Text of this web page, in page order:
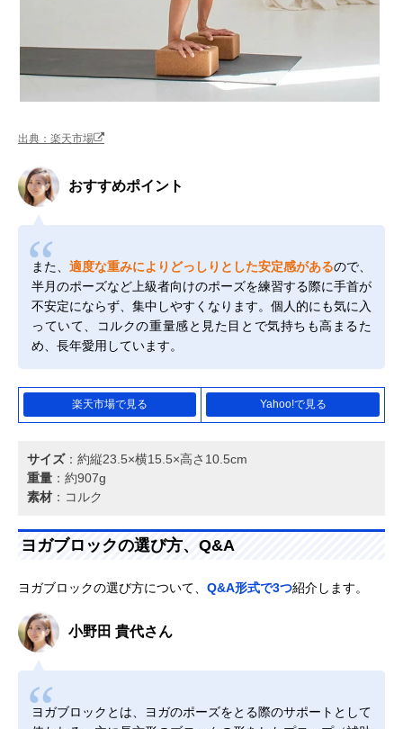
出典：楽天市場
おすすめポイント
また、 適度な重みによりどっしりとした安定感があるので、
半月のポーズなど上級者向けのポーズを練習する際に手首が
不安定にならず、集中しやすくなります。個人的にも気に入
っていて、コルクの重量感と見た目とで気持ちも高まるた
め、長年愛用しています。
楽天市場で見る Yahoo!で見る
サイズ：約縦23.5×横15.5×高さ10.5cm
重量 ：約907g
素材 ：コルク
ヨガブロックの選び方、Q&A
ヨガブロックの選び方について、 Q&A形式で3つ紹介します。
小野田 貴代さん
ヨガブロックとは、ヨガのポーズをとる際のサポートとして